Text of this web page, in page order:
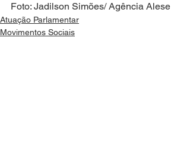
Foto: Jadilson Simões/ Agência Alese
Atuação Parlamentar
Movimentos Sociais